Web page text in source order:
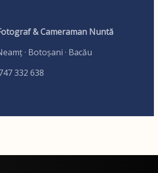
& Cameraman Nuntă
· Botoșani · Bacău
332 638